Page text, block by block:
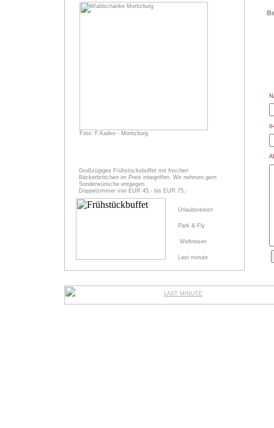
LAST MINUTE
Foto: F.Kaden - Moritzburg
Großzügiges Frühstücksbuffet mit frischen
Bäckerbrötchen im Preis inbegriffen. Wir nehmen gern
Sonderwünsche entgegen.
Doppelzimmer von EUR 45,- bis EUR 75,-
Urlaubsreisen
Park & Fly
Weltreisen
Last minute